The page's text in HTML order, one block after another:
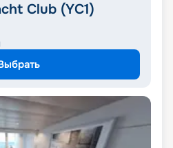
Club (YC1)